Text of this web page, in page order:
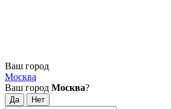
Ваш город
Москва
Ваш город Москва?